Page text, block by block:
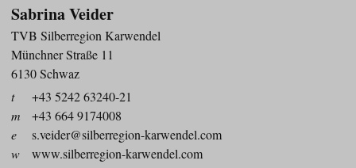
Sabrina Veider
TVB Silberregion Karwendel
Münchner Straße 11
6130 Schwaz
t
+43 5242 63240-21
m
+43 664 9174008
e
s.veider@silberregion-karwendel.com
w
www.silberregion-karwendel.com